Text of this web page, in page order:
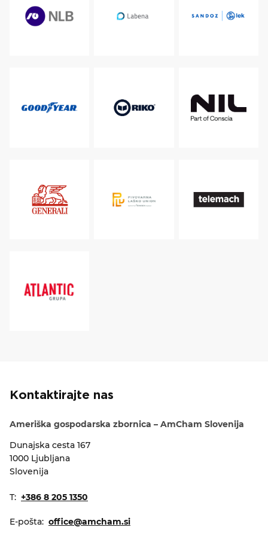
Kontaktirajte nas
Ameriška gospodarska zbornica – AmCham Slovenija
Dunajska cesta 167
1000 Ljubljana
Slovenija
T: +386 8 205 1350
E-pošta: office@amcham.si